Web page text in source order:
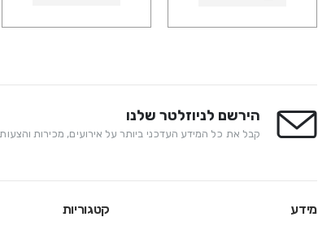
הירשם לניוזלטר שלנו
קבל את כל המידע העדכני ביותר על אירועים, מכירות
מידע קטגוריות